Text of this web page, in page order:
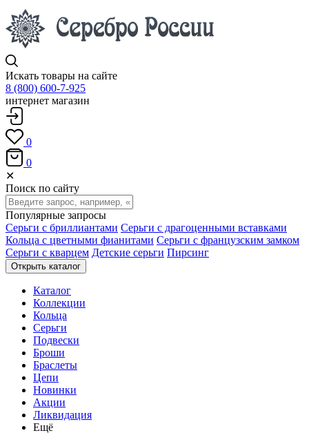
Искать товары на сайте
8 (800) 600-7-925
интернет магазин
0
0
✕
Поиск по сайту
Популярные запросы
Серьги с бриллиантами Серьги с драгоценными вставками
Кольца с цветными фианитами Серьги с французским замком
Серьги с кварцем Детские серьги Пирсинг
Открыть каталог
Каталог
Коллекции
Кольца
Серьги
Подвески
Броши
Браслеты
Цепи
Новинки
Акции
Ликвидация
Ещё